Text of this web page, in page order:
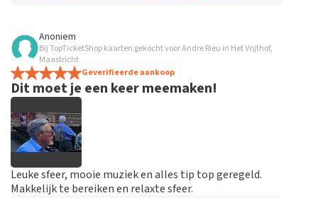
Beoordeling van Anoniem over
alles in orde
spannend dat je maar zo kort op voorhand de tickets
hebt maar alles was in orde...
Anoniem
Bij TopTicketShop kaarten gekocht voor Andre Rieu in Het Vrijthof,
Maastricht
Geverifieerde aankoop
Dit moet je een keer meemaken!
Leuke sfeer, mooie muziek en alles tip top geregeld.
Makkelijk te bereiken en relaxte sfeer.